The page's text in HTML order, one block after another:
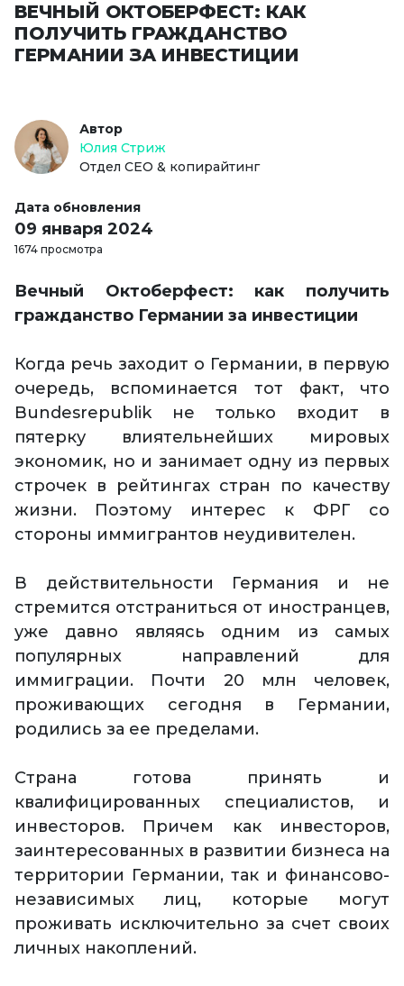
ВЕЧНЫЙ ОКТОБЕРФЕСТ: КАК
ПОЛУЧИТЬ ГРАЖДАНСТВО
ГЕРМАНИИ ЗА ИНВЕСТИЦИИ
Автор
Юлия Стриж
Отдел СЕО & копирайтинг
Дата обновления
09 января 2024
1674 просмотра
Вечный Октоберфест: как получить
гражданство Германии за инвестиции
Когда речь заходит о Германии, в первую
очередь, вспоминается тот факт, что
Bundesrepublik не только входит в
пятерку влиятельнейших мировых
экономик, но и занимает одну из первых
строчек в рейтингах стран по качеству
жизни. Поэтому интерес к ФРГ со
стороны иммигрантов неудивителен.
В действительности Германия и не
стремится отстраниться от иностранцев,
уже давно являясь одним из самых
популярных направлений для
иммиграции. Почти 20 млн человек,
проживающих сегодня в Германии,
родились за ее пределами.
Страна готова принять и
квалифицированных специалистов, и
инвесторов. Причем как инвесторов,
заинтересованных в развитии бизнеса на
территории Германии, так и финансово-
независимых лиц, которые могут
проживать исключительно за счет своих
личных накоплений.